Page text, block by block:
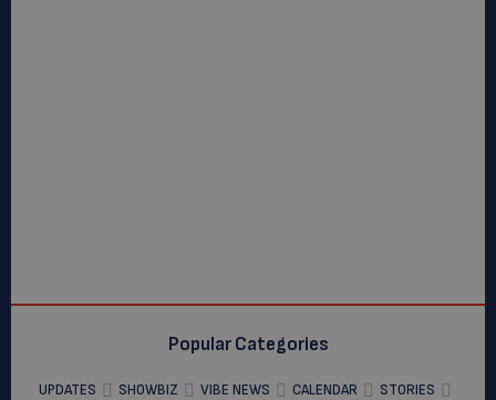
Popular Categories
UPDATES SHOWBIZ VIBE NEWS CALENDAR
STORIES